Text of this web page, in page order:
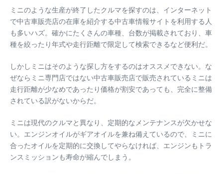
ミニのような生産が終了したクルマを探すのは、インターネット
で中古車販売店の在庫を紹介する中古車情報サイトを利用する人
も多いハズ。確かにたくさんの車種、台数が掲載されており、車
種を絞ったり年式や走行距離で限定して検索できるなど便利だ。
しかしミニはそのような探し方をするのはオススメできない。な
ぜならミニ専門店ではない中古車販売店で販売されているミニは
走行距離が少なめであったり価格が割安であっても、完全に整備
されている訳がないからだ。
ミニは現代のクルマと異なり、定期的なメンテナンスが欠かせな
い。エンジンオイルがギアオイルを兼ね備えているので、ミニに
合ったオイルを定期的に交換してやらなければ、エンジンもトラ
ンスミッションも寿命が縮んでしまう。